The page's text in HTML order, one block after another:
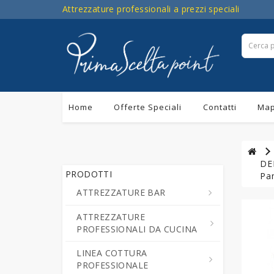
Attrezzature professionali a prezzi speciali
Home Offerte Speciali Contatti
PRODOTTI
ATTREZZATURE BAR
Centrifughe ed Estrattori a
Freddo di Succo di Frutta e
Cioccolatiere - Erogatori di
ATTREZZATURE
PROFESSIONALI DA CUCINA
Cutter da Cucina
Professionali
LINEA COTTURA
PROFESSIONALE